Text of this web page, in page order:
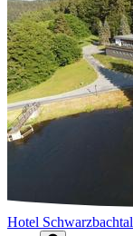
Hotel Schwarzbachtal